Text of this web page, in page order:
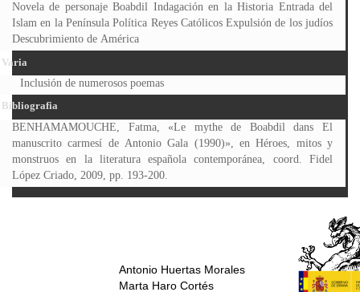
Novela de personaje Boabdil Indagación en la Historia Entrada del
Islam en la Península Política Reyes Católicos Expulsión de los judíos
Descubrimiento de América
Varia
Inclusión de numerosos poemas
Bibliografia
BENHAMAMOUCHE, Fatma, «Le mythe de Boabdil dans El
manuscrito carmesí de Antonio Gala (1990)», en Héroes, mitos y
monstruos en la literatura española contemporánea, coord. Fidel
López Criado, 2009, pp. 193-200.
Antonio Huertas Morales
Marta Haro Cortés